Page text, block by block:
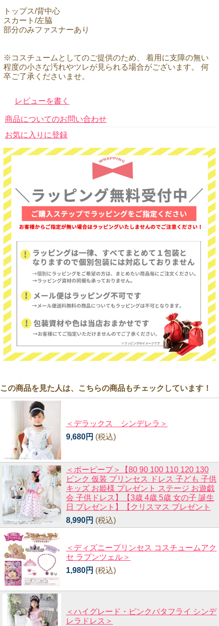
トップス/背中心
スカート/左脇
部分のみファスナーあり
※コスチュームとしてのご提供のため、 着用に支障の無い
程度の小さな汚れやツレが見られる場合がございます。 何
卒ご了承くださいませ。
レビューを書く
商品についてのお問い合わせ
お気に入りに登録
この商品を見た人は、こちらの商品もチェックしています！
＜デラックス シンデレラ＞
9,680円 (税込)
＜ボーピープ＞【80 90 100 110 120 130
ピンク 仮装 プリンセス ドレス 子ども 子供
キッズ お姫様 プレゼント ステージ お遊戯
会 子供ドレス】【3歳 4歳 5歳 女の子 誕生
日 プレゼント】【クリスマス プレゼント
8,990円 (税込)
＜ディズニープリンセス コスチュームアク
セ ラプンツェル＞
1,980円 (税込)
＜ハイグレード・ピンクバタフライ シンデ
レラドレス＞